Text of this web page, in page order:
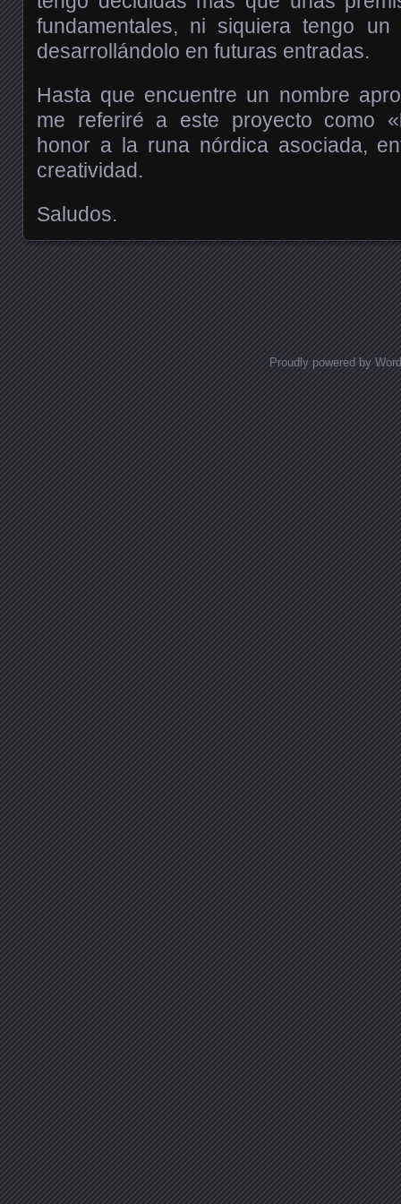
fundamentales, ni siquiera tengo
desarrollándolo en futuras entradas.
Hasta que encuentre un nombre
me referiré a este proyecto como «
honor a la runa nórdica asociada,
creatividad.
Saludos.
Proudly powered by